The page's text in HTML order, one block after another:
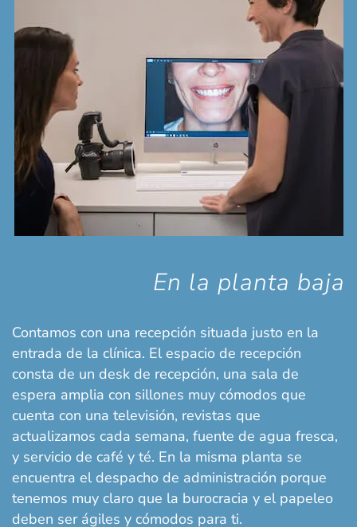
En la planta baja
Contamos con una recepción situada justo en la
entrada de la clínica. El espacio de recepción
consta de un desk de recepción, una sala de
espera amplia con sillones muy cómodos que
cuenta con una televisión, revistas que
actualizamos cada semana, fuente de agua fresca,
y servicio de café y té. En la misma planta se
encuentra el despacho de administración porque
tenemos muy claro que la burocracia y el papeleo
deben ser ágiles y cómodos para ti.